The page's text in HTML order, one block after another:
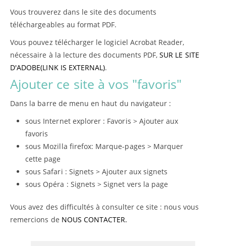
Vous trouverez dans le site des documents
téléchargeables au format PDF.
Vous pouvez télécharger le logiciel Acrobat Reader,
nécessaire à la lecture des documents PDF,SUR LE SITE
D'ADOBE(LINK IS EXTERNAL).
Ajouter ce site à vos "favoris"
Dans la barre de menu en haut du navigateur :
sous Internet explorer : Favoris > Ajouter aux
favoris
sous Mozilla firefox: Marque-pages > Marquer
cette page
sous Safari : Signets > Ajouter aux signets
sous Opéra : Signets > Signet vers la page
Vous avez des difficultés à consulter ce site : nous vous
remercions de NOUS CONTACTER.